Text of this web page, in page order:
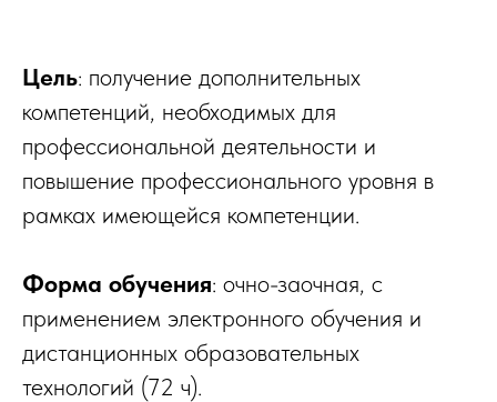
Цель: получение дополнительных
компетенций, необходимых для
профессиональной деятельности и
повышение профессионального уровня в
рамках имеющейся компетенции.
Форма обучения: очно-заочная, с
применением электронного обучения и
дистанционных образовательных
технологий (72 ч).